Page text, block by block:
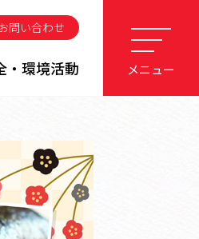
お問い合わせ
・環境活動 メニュー